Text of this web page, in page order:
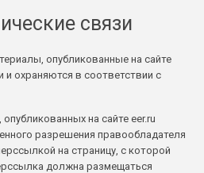
связи
опубликованные на сайте
и охраняются в соответствии с
на сайте eer.ru
разрешения правообладателя
на страницу, с которой
должна размещаться